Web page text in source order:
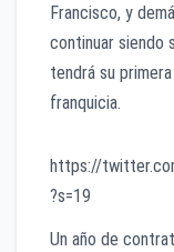
Francisco, y
continuar siendo
tendrá su
franquicia.
https://
?s=19
Un año de